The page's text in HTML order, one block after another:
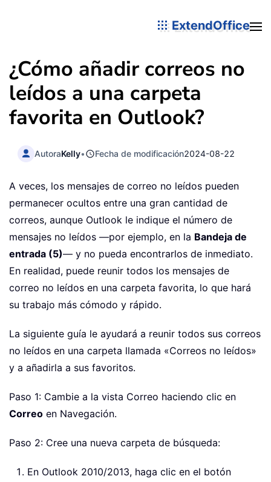
ExtendOffice
¿Cómo añadir correos no
leídos a una carpeta
favorita en Outlook?
AutoraKelly• Fecha de modificación2024-08-22
A veces, los mensajes de correo no leídos pueden
permanecer ocultos entre una gran cantidad de
correos, aunque Outlook le indique el número de
mensajes no leídos —por ejemplo, en la Bandeja de
entrada (5)— y no pueda encontrarlos de inmediato.
En realidad, puede reunir todos los mensajes de
correo no leídos en una carpeta favorita, lo que hará
su trabajo más cómodo y rápido.
La siguiente guía le ayudará a reunir todos sus correos
no leídos en una carpeta llamada «Correos no leídos»
y a añadirla a sus favoritos.
Paso 1: Cambie a la vista Correo haciendo clic en
Correo en Navegación.
Paso 2: Cree una nueva carpeta de búsqueda:
En Outlook 2010/2013, haga clic en el botón